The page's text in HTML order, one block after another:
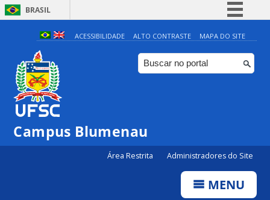
BRASIL
Simplifique!
Comunica BR
Participe
ACESSIBILIDADE ALTO CONTRASTE MAPA DO SITE
Campus Blumenau
Área Restrita Administradores do Site
MENU